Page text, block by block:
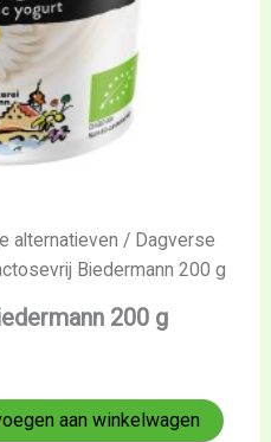
alternatieven / Dagverse
Biedermann 200 g
200 g
aan winkelwagen